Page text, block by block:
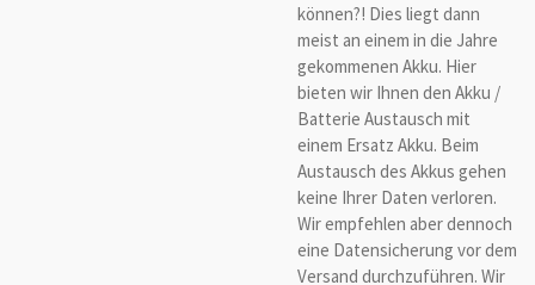
können?! Dies liegt dann
meist an einem in die Jahre
gekommenen Akku. Hier
bieten wir Ihnen den Akku /
Batterie Austausch mit
einem Ersatz Akku. Beim
Austausch des Akkus gehen
keine Ihrer Daten verloren.
Wir empfehlen aber dennoch
eine Datensicherung vor dem
Versand durchzuführen. Wir